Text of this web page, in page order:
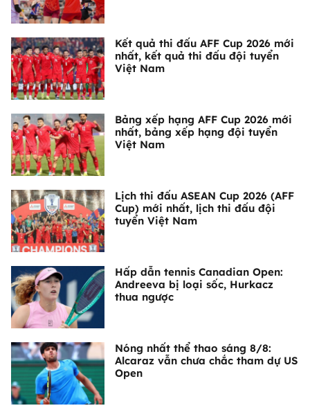
Kết quả thi đấu AFF Cup 2026 mới
nhất, kết quả thi đấu đội tuyển
Việt Nam
Bảng xếp hạng AFF Cup 2026 mới
nhất, bảng xếp hạng đội tuyển
Việt Nam
Lịch thi đấu ASEAN Cup 2026 (AFF
Cup) mới nhất, lịch thi đấu đội
tuyển Việt Nam
Hấp dẫn tennis Canadian Open:
Andreeva bị loại sốc, Hurkacz
thua ngược
Nóng nhất thể thao sáng 8/8:
Alcaraz vẫn chưa chắc tham dự US
Open